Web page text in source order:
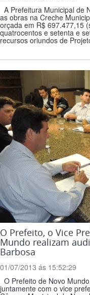
A Prefeitura Municipal de
as obras na Creche
orçada em R$ 697.477,15
quatrocentos e setenta e
recursos oriundos de
O Prefeito, o Vice
Mundo realizam
Barbosa
01/07/2013 ás 15:52:29
O Prefeito de Novo
juntamente com o vice